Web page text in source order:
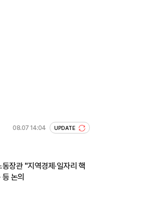
08.07 14:04 UPDATE
장관 "지역경제·일자리 핵
논의